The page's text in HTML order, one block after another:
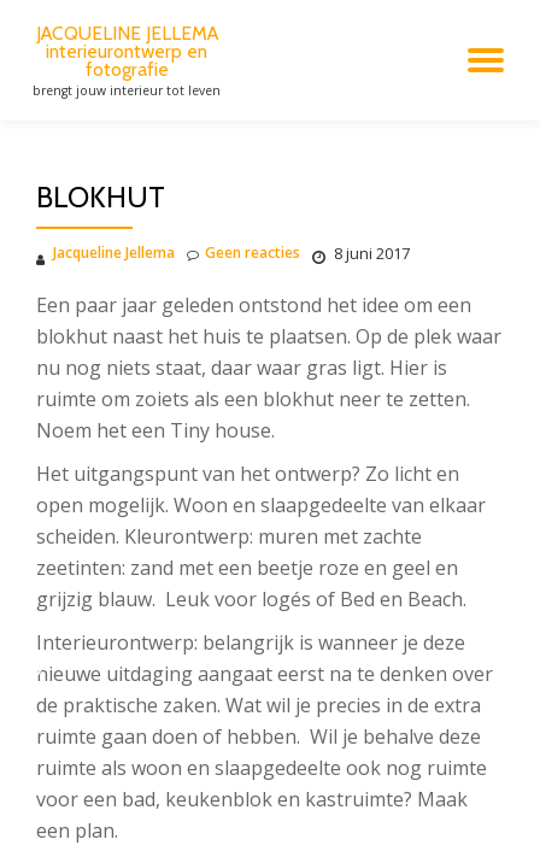
JACQUELINE JELLEMA
interieurontwerp en
fotografie
brengt jouw interieur tot leven
BLOKHUT
Jacqueline Jellema 8 juni 2017
Geen reacties
Een paar jaar geleden ontstond het idee om een
blokhut naast het huis te plaatsen. Op de plek waar
nu nog niets staat, daar waar gras ligt. Hier is
ruimte om zoiets als een blokhut neer te zetten.
Noem het een Tiny house.
Het uitgangspunt van het ontwerp? Zo licht en
open mogelijk. Woon en slaapgedeelte van elkaar
scheiden. Kleurontwerp: muren met zachte
zeetinten: zand met een beetje roze en geel en
grijzig blauw. Leuk voor logés of Bed en Beach.
Interieurontwerp: belangrijk is wanneer je deze
nieuwe uitdaging aangaat eerst na te denken over
de praktische zaken. Wat wil je precies in de extra
ruimte gaan doen of hebben. Wil je behalve deze
ruimte als woon en slaapgedeelte ook nog ruimte
voor een bad, keukenblok en kastruimte? Maak
een plan.